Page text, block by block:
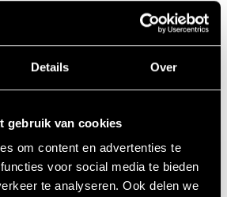
Details Over
gebruik van cookies
om content en advertenties te
voor social media te bieden
te analyseren. Ook delen we
om lid te worden van de
voor communicatie met het